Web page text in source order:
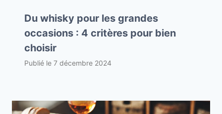
Du whisky pour les grandes
occasions : 4 critères pour bien
choisir
Publié le 7 décembre 2024